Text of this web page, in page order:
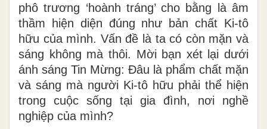
phô trương ‘hoành tráng’ cho bằng là âm
thầm hiện diện đúng như bản chất Ki-tô
hữu của mình. Vấn đề là ta có còn mặn và
sáng không mà thôi. Mời bạn xét lại dưới
ánh sáng Tin Mừng: Đâu là phẩm chất mặn
và sáng mà người Ki-tô hữu phải thể hiện
trong cuộc sống tại gia đình, nơi nghề
nghiệp của mình?